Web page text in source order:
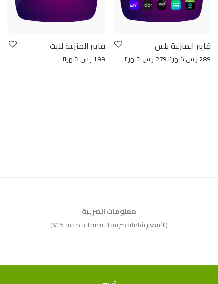
فايبر المنزلية بلس
289 ر.س شهريًا
فايبر المنزلية لايت
199 ر.س شهريًا
معلومات الضريبة
(الأسعار شاملة ضريبة القيمة المضافة 15%)